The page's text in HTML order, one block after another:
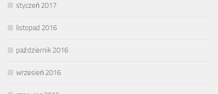
styczeń 2017
listopad 2016
październik 2016
wrzesień 2016